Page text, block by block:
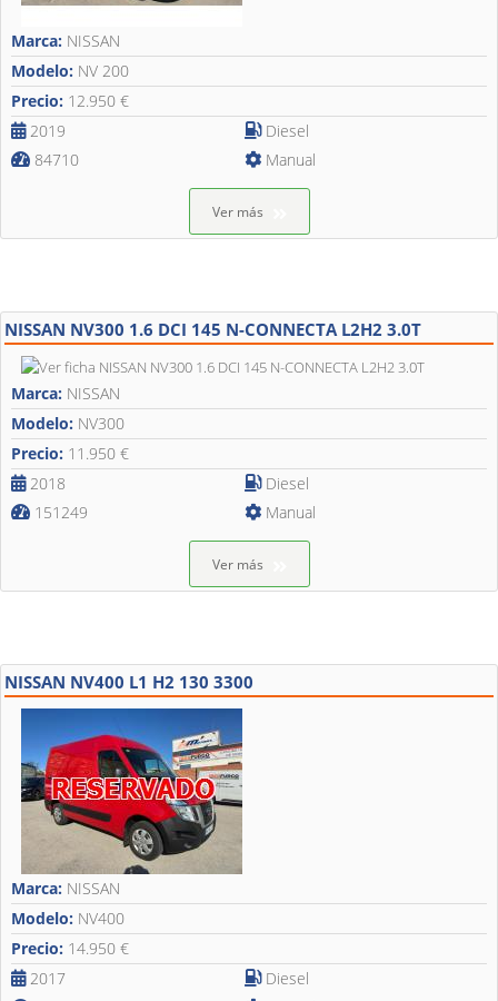
Marca: NISSAN
Modelo: NV 200
Precio: 12.950 €
2019
84710
Diesel
Manual
Ver más
NISSAN NV300 1.6 DCI 145 N-CONNECTA L2H2 3.0T
Marca: NISSAN
Modelo: NV300
Precio: 11.950 €
2018
151249
Diesel
Manual
Ver más
NISSAN NV400 L1 H2 130 3300
Marca: NISSAN
Modelo: NV400
Precio: 14.950 €
2017
Diesel